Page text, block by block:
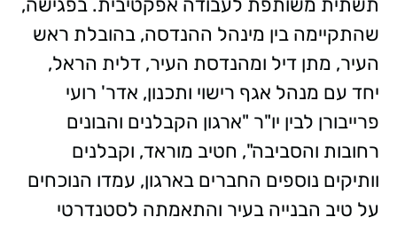
שהתקיימה בין מינהל ההנדסה, בהובלת ראש
העיר, מתן דיל ומהנדסת העיר, דלית הראל,
יחד עם מנהל אגף רישוי ותכנון, אדר' רועי
פרייבורן לבין יו"ר "ארגון הקבלנים והבונים
רחובות והסביבה", חטיב מוראד, וקבלנים
וותיקים נוספים החברים בארגון, עמדו הנוכחים
על טיב הבנייה בעיר והתאמתה לסטנדרטי